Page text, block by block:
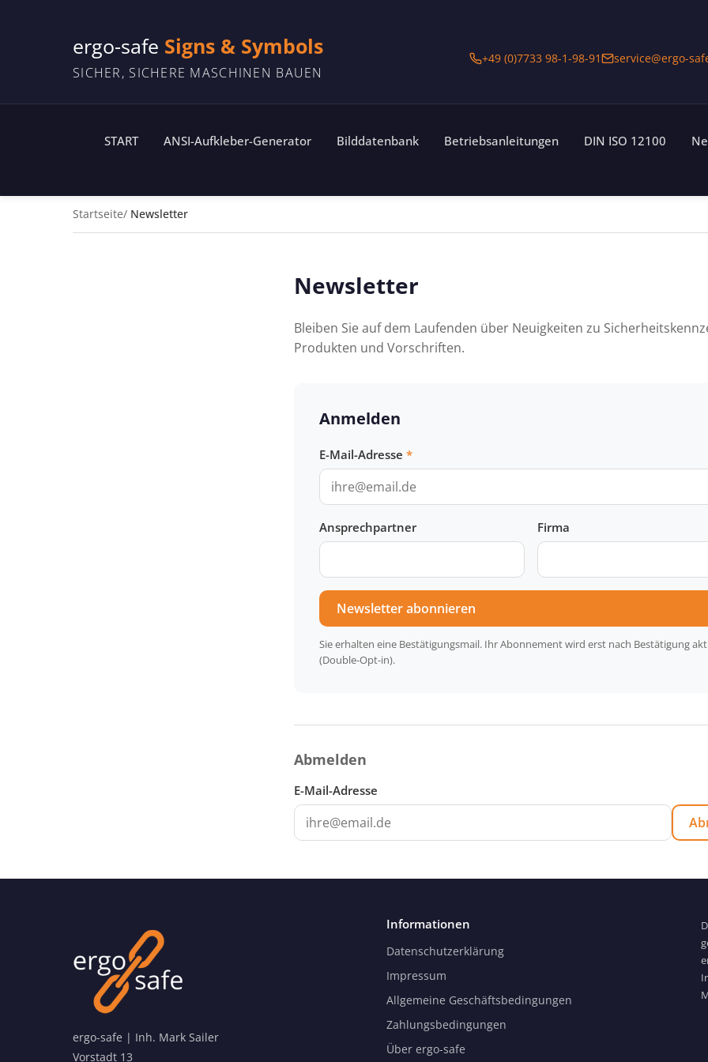
ergo-safe Signs & Symbols
SICHER, SICHERE MASCHINEN BAUEN
+49 (0)7733 98-1-98-91 service@ergo-
START ANSI-Aufkleber-Generator Bilddatenbank Betriebsanleitungen DIN ISO 12100
Startseite Newsletter
Newsletter
Bleiben Sie auf dem Laufenden über Neuigkeiten zu
Produkten und Vorschriften.
Anmelden
E-Mail-Adresse
Ansprechpartner Firma
Newsletter abonnieren
Sie erhalten eine Bestätigungsmail. Ihr Abonnement wird erst nach Bestätigung
(Double-Opt-in).
Abmelden
E-Mail-Adresse
ergo-safe | Inh. Mark Sailer
Vorstadt 13
Informationen
Datenschutzerklärung
Impressum
Allgemeine Geschäftsbedingungen
Zahlungsbedingungen
Über ergo-safe